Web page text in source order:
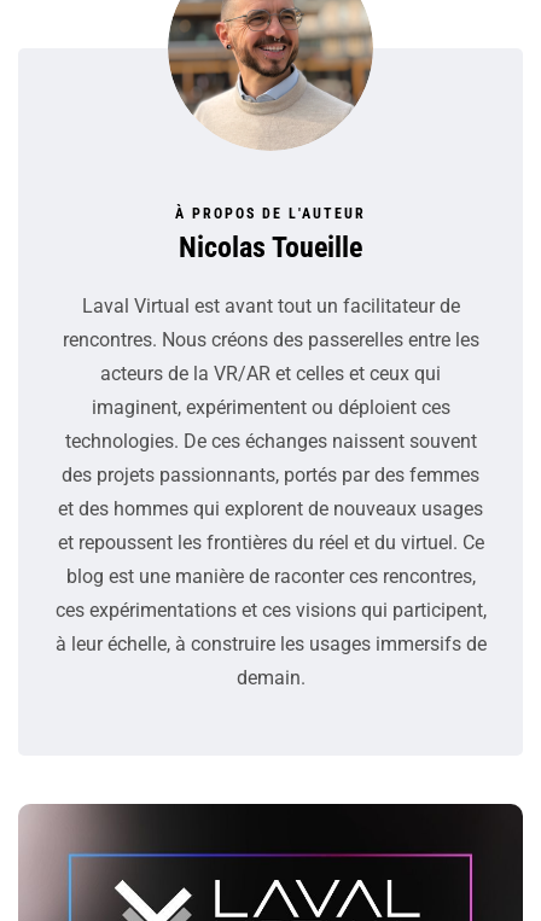
À PROPOS DE L'AUTEUR
Nicolas Toueille
Laval Virtual est avant tout un facilitateur de
rencontres. Nous créons des passerelles entre les
acteurs de la VR/AR et celles et ceux qui
imaginent, expérimentent ou déploient ces
technologies. De ces échanges naissent souvent
des projets passionnants, portés par des femmes
et des hommes qui explorent de nouveaux usages
et repoussent les frontières du réel et du virtuel. Ce
blog est une manière de raconter ces rencontres,
ces expérimentations et ces visions qui participent,
à leur échelle, à construire les usages immersifs de
demain.